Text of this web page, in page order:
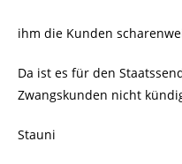
ihm die Kunden
Da ist es für den
Zwangskunden nicht
Stauni